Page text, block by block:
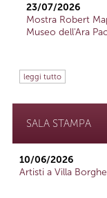
23/07/2026
Mostra Robert
Museo dell'Ara
leggi tutto
SALA STAMPA
10/06/2026
Artisti a Villa